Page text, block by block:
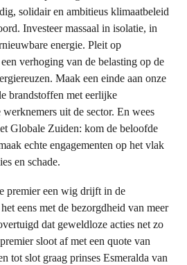
solidair en ambitieus klimaatbeleid
Investeer massaal in isolatie, in
energie. Pleit op
verhoging van de belasting op de
Maak een einde aan onze
brandstoffen met eerlijke
uit de sector. En wees
Globale Zuiden: kom de beloofde
echte engagementen op het vlak
en schade.
premier een wig drijft in de
eens met de bezorgdheid van meer
dat geweldloze acties net zo
sloot af met een quote van
tot slot graag prinses Esmeralda van